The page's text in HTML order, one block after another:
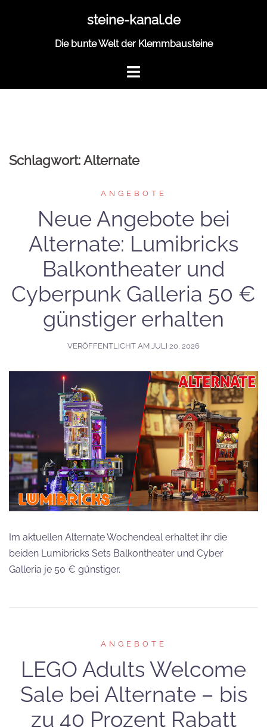
steine-kanal.de
Die bunte Welt der Klemmbausteine
Schlagwort:Alternate
ANGEBOTE
Neue Angebote bei
Alternate: Lumibricks
Balkontheater und
Cyberpunk Galleria 50 €
günstiger erhalten
VERÖFFENTLICHT AM JULI 20, 2026
Im aktuellen Alternate Wochendeal erhaltet ihr die
beiden Lumibricks Sets Balkontheater und Cyber
Galleria je 50 € günstiger.
ANGEBOTE
LEGO Adults Welcome
Sale bei Alternate – bis
zu 40 Prozent Rabatt